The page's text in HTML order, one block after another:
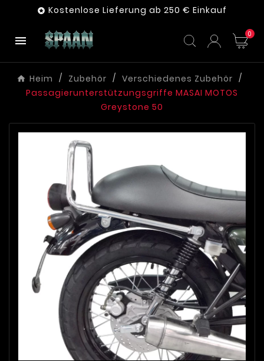
 Kostenlose Lieferung ab 250 € Einkauf
 0
Heim Zubehör
Verschiedenes Zubehör
Passagierunterstützungsgriffe MASAI MOTOS
Greystone 50